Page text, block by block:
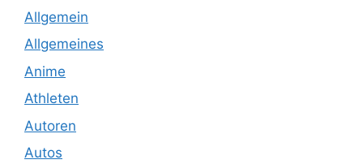
Allgemein
Allgemeines
Anime
Athleten
Autoren
Autos